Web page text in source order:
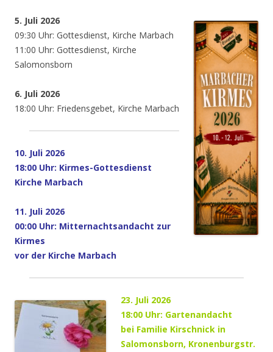
5. Juli 2026
09:30 Uhr: Gottesdienst, Kirche Marbach
11:00 Uhr: Gottesdienst, Kirche
Salomonsborn
6. Juli 2026
18:00 Uhr: Friedensgebet, Kirche Marbach
10. Juli 2026
18:00 Uhr: Kirmes-Gottesdienst
Kirche Marbach
11. Juli 2026
00:00 Uhr: Mitternachtsandacht zur
Kirmes
vor der Kirche Marbach
23. Juli 2026
18:00 Uhr: Gartenandacht
bei Familie Kirschnick in
Salomonsborn, Kronenburgstr.